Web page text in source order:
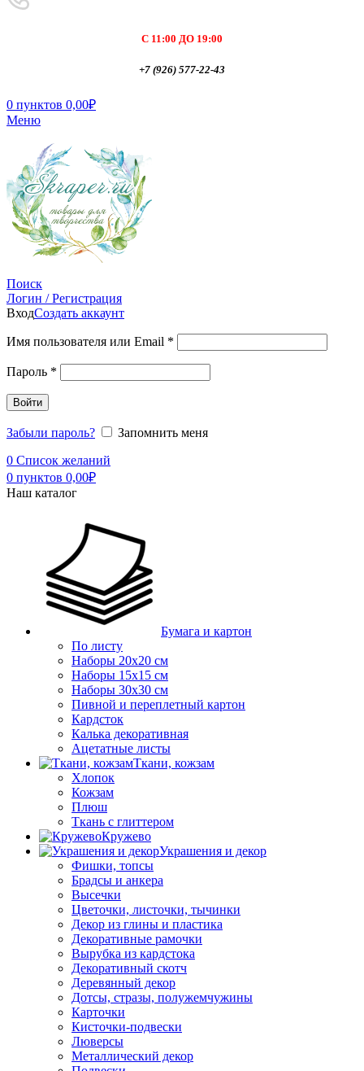
С 11:00 ДО 19:00
+7 (926) 577-22-43
0 пунктов 0,00₽
Меню
Поиск
Логин / Регистрация
ВходСоздать аккаунт
Имя пользователя или Email *
Пароль *
Войти
Забыли пароль?
Запомнить меня
0 Список желаний
0 пунктов 0,00₽
Наш каталог
Бумага и картон
По листу
Наборы 20х20 см
Наборы 15х15 см
Наборы 30х30 см
Пивной и переплетный картон
Кардсток
Калька декоративная
Ацетатные листы
Ткани, кожзам
Хлопок
Кожзам
Плюш
Ткань с глиттером
Кружево
Украшения и декор
Фишки, топсы
Брадсы и анкера
Высечки
Цветочки, листочки, тычинки
Декор из глины и пластика
Декоративные рамочки
Вырубка из кардстока
Декоративный скотч
Деревянный декор
Дотсы, стразы, полужемчужины
Карточки
Кисточки-подвески
Люверсы
Металлический декор